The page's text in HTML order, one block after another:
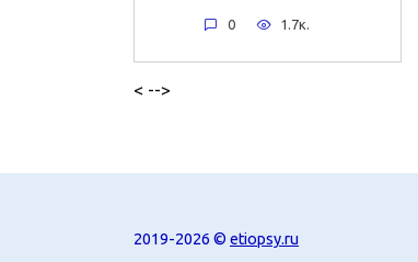
0 1.7к.
< -->
2019-2026 © etiopsy.ru